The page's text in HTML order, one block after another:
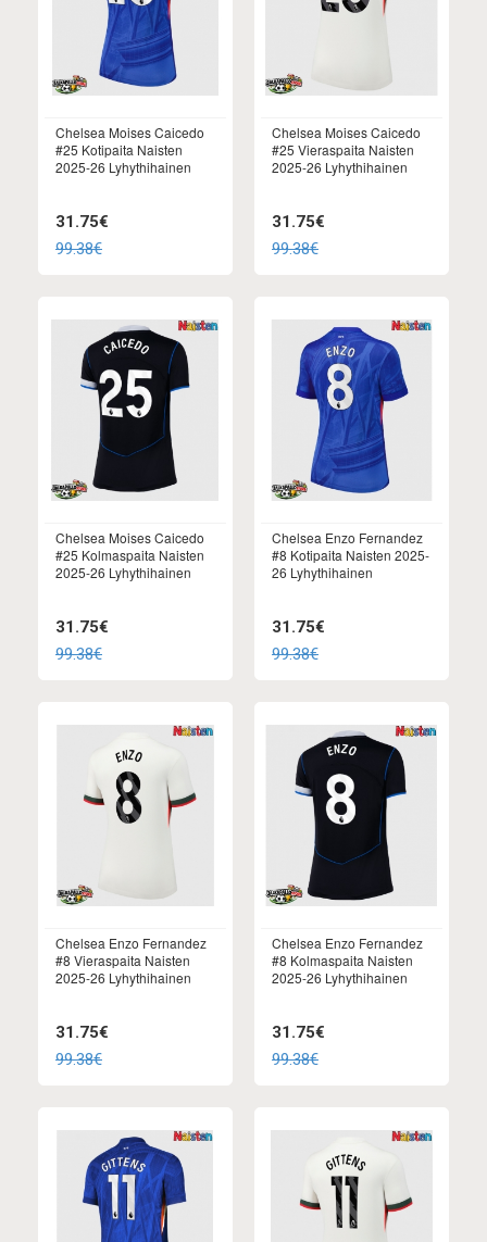
Chelsea Moises Caicedo
#25 Kotipaita Naisten
2025-26 Lyhythihainen
31.75€
99.38€
Chelsea Moises Caicedo
#25 Vieraspaita Naisten
2025-26 Lyhythihainen
31.75€
99.38€
Chelsea Moises Caicedo
#25 Kolmaspaita Naisten
2025-26 Lyhythihainen
31.75€
99.38€
Chelsea Enzo Fernandez
#8 Kotipaita Naisten 2025-
26 Lyhythihainen
31.75€
99.38€
Chelsea Enzo Fernandez
#8 Vieraspaita Naisten
2025-26 Lyhythihainen
31.75€
99.38€
Chelsea Enzo Fernandez
#8 Kolmaspaita Naisten
2025-26 Lyhythihainen
31.75€
99.38€